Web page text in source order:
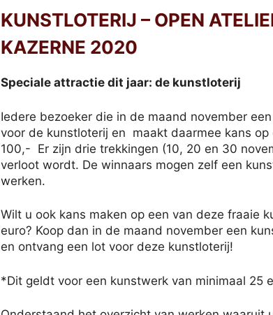
KUNSTLOTERIJ – OPEN
KAZERNE 2020
Speciale attractie dit jaar: de kunstloterij
Iedere bezoeker die in de maand november
voor de kunstloterij en maakt daarmee kans
100,- Er zijn drie trekkingen (10, 20 en 30
verloot wordt. De winnaars mogen zelf een
werken.
Wilt u ook kans maken op een van deze fraaie
euro? Koop dan in de maand november een
en ontvang een lot voor deze kunstloterij!
*Dit geldt voor een kunstwerk van minimaal 25